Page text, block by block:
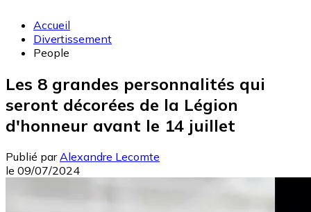
Accueil
Divertissement
People
Les 8 grandes personnalités qui
seront décorées de la Légion
d'honneur avant le 14 juillet
Publié par Alexandre Lecomte
le 09/07/2024